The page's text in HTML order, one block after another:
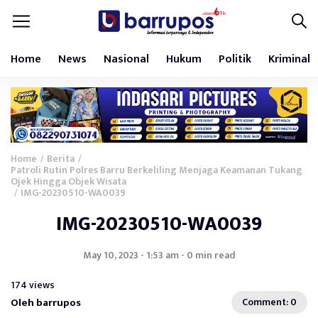
Home News Nasional Hukum Politik Kriminal
Home / Berita /
Patroli Rutin Polres Barru Berkeliling Menjaga Keamanan Tukang
Ojek Hingga Objek Wisata
/ IMG-20230510-WA0039
IMG-20230510-WA0039
May 10, 2023 - 1:53 am - 0 min read
174 views
Oleh barrupos Comment: 0